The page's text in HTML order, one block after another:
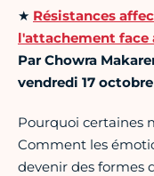
★ Résistances
l'attachement face
Par Chowra
vendredi 17
Pourquoi certaines
Comment les
devenir des formes